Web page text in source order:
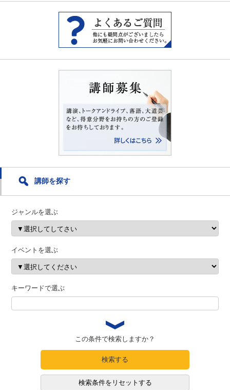
講師を探す
ジャンルを選ぶ
イベントを選ぶ
キーワードで選ぶ
この条件で検索しますか？
検索する
検索条件をリセットする